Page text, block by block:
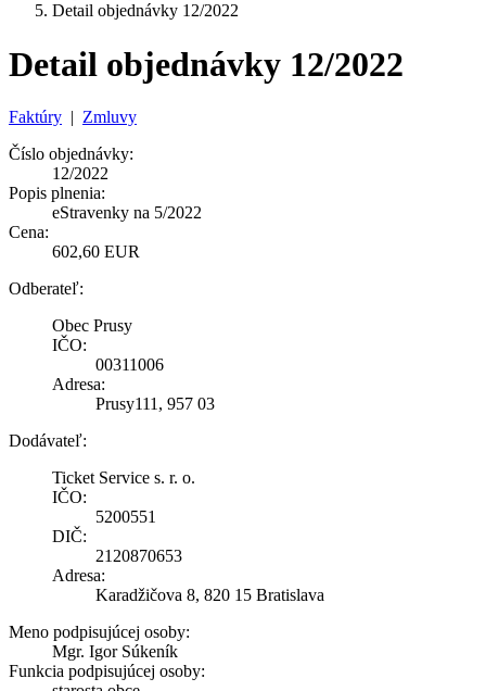
Detail objednávky 12/2022
Detail objednávky 12/2022
Faktúry | Zmluvy
Číslo objednávky:
12/2022
Popis plnenia:
eStravenky na 5/2022
Cena:
602,60 EUR
Odberateľ:
Obec Prusy
IČO:
00311006
Adresa:
Prusy111, 957 03
Dodávateľ:
Ticket Service s. r. o.
IČO:
5200551
DIČ:
2120870653
Adresa:
Karadžičova 8, 820 15 Bratislava
Meno podpisujúcej osoby:
Mgr. Igor Súkeník
Funkcia podpisujúcej osoby: